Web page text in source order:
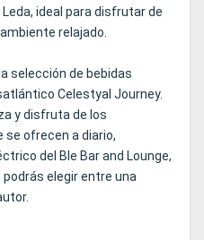
ideal para disfrutar de
relajado.
selección de bebidas
Celestyal Journey.
y disfruta de los
ofrecen a diario,
del Ble Bar and Lounge,
elegir entre una